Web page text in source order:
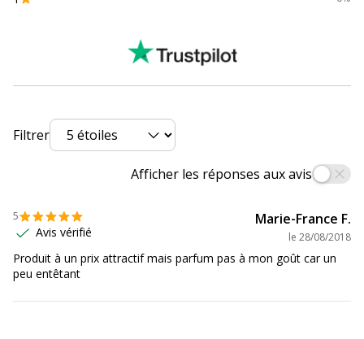
Filtrer
Afficher les réponses aux avis
5
Avis vérifié
Marie-France F.
le 28/08/2018
Produit à un prix attractif mais parfum pas à mon goût car un
peu entêtant